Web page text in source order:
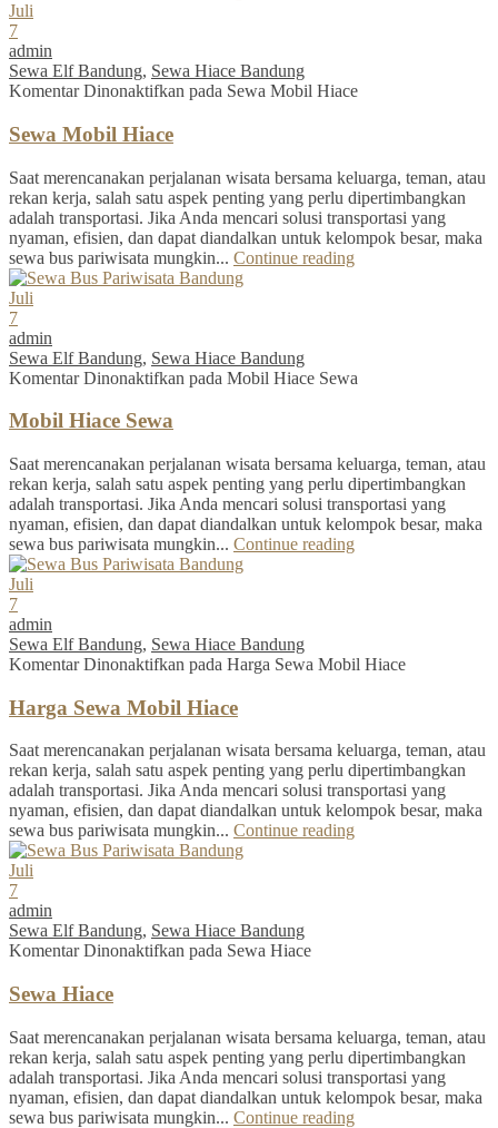
Juli
7
admin
Sewa Elf Bandung, Sewa Hiace Bandung
Komentar Dinonaktifkan pada Sewa Mobil Hiace
Sewa Mobil Hiace
Saat merencanakan perjalanan wisata bersama keluarga, teman, atau
rekan kerja, salah satu aspek penting yang perlu dipertimbangkan
adalah transportasi. Jika Anda mencari solusi transportasi yang
nyaman, efisien, dan dapat diandalkan untuk kelompok besar, maka
sewa bus pariwisata mungkin... Continue reading
Juli
7
admin
Sewa Elf Bandung, Sewa Hiace Bandung
Komentar Dinonaktifkan pada Mobil Hiace Sewa
Mobil Hiace Sewa
Saat merencanakan perjalanan wisata bersama keluarga, teman, atau
rekan kerja, salah satu aspek penting yang perlu dipertimbangkan
adalah transportasi. Jika Anda mencari solusi transportasi yang
nyaman, efisien, dan dapat diandalkan untuk kelompok besar, maka
sewa bus pariwisata mungkin... Continue reading
Juli
7
admin
Sewa Elf Bandung, Sewa Hiace Bandung
Komentar Dinonaktifkan pada Harga Sewa Mobil Hiace
Harga Sewa Mobil Hiace
Saat merencanakan perjalanan wisata bersama keluarga, teman, atau
rekan kerja, salah satu aspek penting yang perlu dipertimbangkan
adalah transportasi. Jika Anda mencari solusi transportasi yang
nyaman, efisien, dan dapat diandalkan untuk kelompok besar, maka
sewa bus pariwisata mungkin... Continue reading
Juli
7
admin
Sewa Elf Bandung, Sewa Hiace Bandung
Komentar Dinonaktifkan pada Sewa Hiace
Sewa Hiace
Saat merencanakan perjalanan wisata bersama keluarga, teman, atau
rekan kerja, salah satu aspek penting yang perlu dipertimbangkan
adalah transportasi. Jika Anda mencari solusi transportasi yang
nyaman, efisien, dan dapat diandalkan untuk kelompok besar, maka
sewa bus pariwisata mungkin... Continue reading